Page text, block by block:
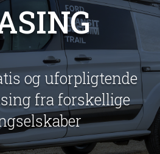
og uforpligtende
fra forskellige